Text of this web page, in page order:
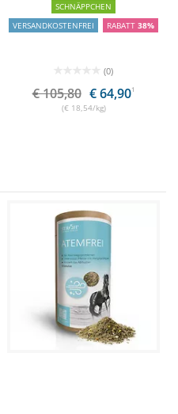
SCHNÄPPCHEN
VERSANDKOSTENFREI
RABATT 38%
(0)
€ 105,80 € 64,901
(€ 18,54/kg)